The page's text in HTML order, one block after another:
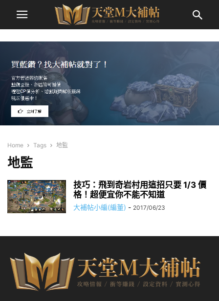
Home Tags 地監
地監
技巧：飛到奇岩村用這招只要 1/3 價
格！超便宜你不能不知道
大補帖小編(編董) - 2017/06/23